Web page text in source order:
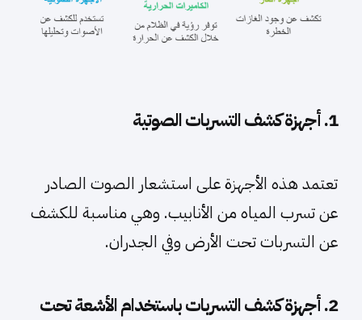
1. أجهزة كشف التسربات الصوتية
تعتمد هذه الأجهزة على استشعار الصوت الصادر
عن تسرب المياه من الأنابيب. وهي مناسبة للكشف
عن التسربات تحت الأرض وفي الجدران.
2. أجهزة كشف التسربات باستخدام الأشعة تحت